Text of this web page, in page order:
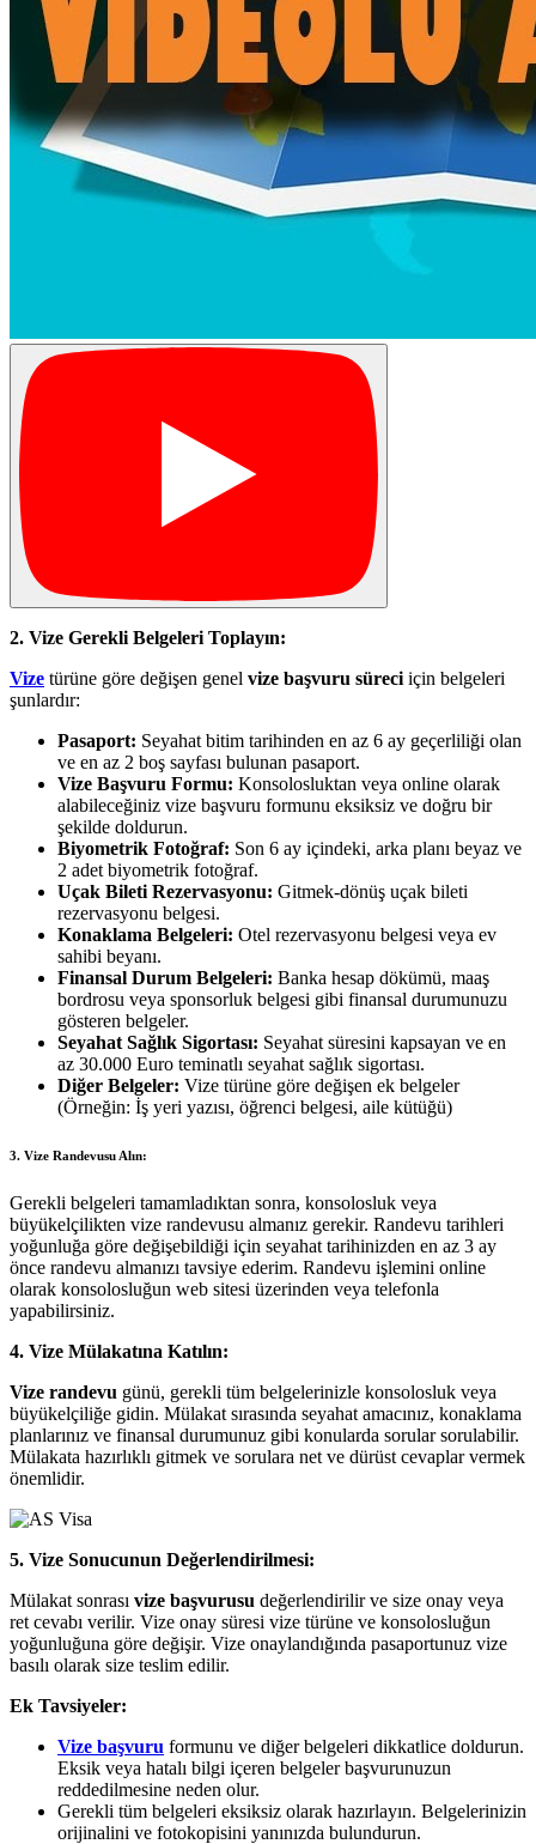
2. Vize Gerekli Belgeleri Toplayın:
Vize türüne göre değişen genel vize başvuru süreci için belgeleri
şunlardır:
Pasaport: Seyahat bitim tarihinden en az 6 ay geçerliliği olan
ve en az 2 boş sayfası bulunan pasaport.
Vize Başvuru Formu: Konsolosluktan veya online olarak
alabileceğiniz vize başvuru formunu eksiksiz ve doğru bir
şekilde doldurun.
Biyometrik Fotoğraf: Son 6 ay içindeki, arka planı beyaz ve
2 adet biyometrik fotoğraf.
Uçak Bileti Rezervasyonu: Gitmek-dönüş uçak bileti
rezervasyonu belgesi.
Konaklama Belgeleri: Otel rezervasyonu belgesi veya ev
sahibi beyanı.
Finansal Durum Belgeleri: Banka hesap dökümü, maaş
bordrosu veya sponsorluk belgesi gibi finansal durumunuzu
gösteren belgeler.
Seyahat Sağlık Sigortası: Seyahat süresini kapsayan ve en
az 30.000 Euro teminatlı seyahat sağlık sigortası.
Diğer Belgeler: Vize türüne göre değişen ek belgeler
(Örneğin: İş yeri yazısı, öğrenci belgesi, aile kütüğü)
3. Vize Randevusu Alın:
Gerekli belgeleri tamamladıktan sonra, konsolosluk veya
büyükelçilikten vize randevusu almanız gerekir. Randevu tarihleri
yoğunluğa göre değişebildiği için seyahat tarihinizden en az 3 ay
önce randevu almanızı tavsiye ederim. Randevu işlemini online
olarak konsolosluğun web sitesi üzerinden veya telefonla
yapabilirsiniz.
4. Vize Mülakatına Katılın:
Vize randevu günü, gerekli tüm belgelerinizle konsolosluk veya
büyükelçiliğe gidin. Mülakat sırasında seyahat amacınız, konaklama
planlarınız ve finansal durumunuz gibi konularda sorular sorulabilir.
Mülakata hazırlıklı gitmek ve sorulara net ve dürüst cevaplar vermek
önemlidir.
5. Vize Sonucunun Değerlendirilmesi:
Mülakat sonrası vize başvurusu değerlendirilir ve size onay veya
ret cevabı verilir. Vize onay süresi vize türüne ve konsolosluğun
yoğunluğuna göre değişir. Vize onaylandığında pasaportunuz vize
basılı olarak size teslim edilir.
Ek Tavsiyeler:
Vize başvuru formunu ve diğer belgeleri dikkatlice doldurun.
Eksik veya hatalı bilgi içeren belgeler başvurunuzun
reddedilmesine neden olur.
Gerekli tüm belgeleri eksiksiz olarak hazırlayın. Belgelerinizin
orijinalini ve fotokopisini yanınızda bulundurun.